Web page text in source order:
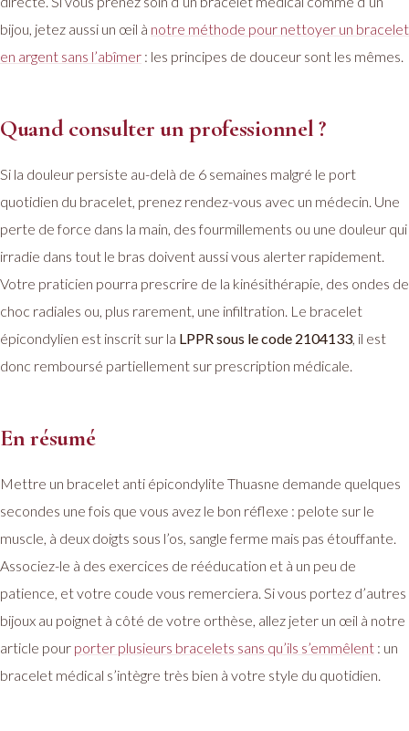
bijou, jetez aussi un œil à notre méthode pour nettoyer un bracelet
en argent sans l’abîmer : les principes de douceur sont les mêmes.
Quand consulter un professionnel ?
Si la douleur persiste au-delà de 6 semaines malgré le port
quotidien du bracelet, prenez rendez-vous avec un médecin. Une
perte de force dans la main, des fourmillements ou une douleur qui
irradie dans tout le bras doivent aussi vous alerter rapidement.
Votre praticien pourra prescrire de la kinésithérapie, des ondes de
choc radiales ou, plus rarement, une infiltration. Le bracelet
épicondylien est inscrit sur la LPPR sous le code 2104133 , il est
donc remboursé partiellement sur prescription médicale.
En résumé
Mettre un bracelet anti épicondylite Thuasne demande quelques
secondes une fois que vous avez le bon réflexe : pelote sur le
muscle, à deux doigts sous l’os, sangle ferme mais pas étouffante.
Associez-le à des exercices de rééducation et à un peu de
patience, et votre coude vous remerciera. Si vous portez d’autres
bijoux au poignet à côté de votre orthèse, allez jeter un œil à notre
article pour porter plusieurs bracelets sans qu’ils s’emmêlent : un
bracelet médical s’intègre très bien à votre style du quotidien.